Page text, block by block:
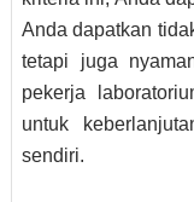
Anda dapatkan
tetapi juga
pekerja
untuk
sendiri.